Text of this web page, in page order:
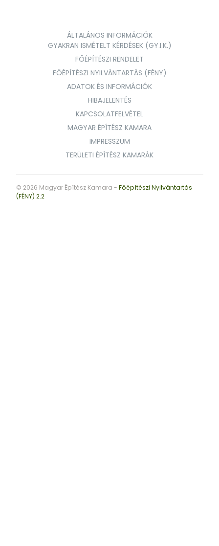
ÁLTALÁNOS INFORMÁCIÓK
GYAKRAN ISMÉTELT KÉRDÉSEK (GY.I.K.)
FŐÉPÍTÉSZI RENDELET
FŐÉPÍTÉSZI NYILVÁNTARTÁS (FÉNY)
ADATOK ÉS INFORMÁCIÓK
HIBAJELENTÉS
KAPCSOLATFELVÉTEL
MAGYAR ÉPÍTÉSZ KAMARA
IMPRESSZUM
TERÜLETI ÉPÍTÉSZ KAMARÁK
© 2026 Magyar Építész Kamara - Főépítészi Nyilvántartás
(FÉNY) 2.2